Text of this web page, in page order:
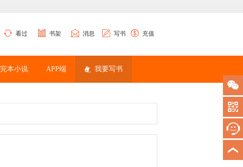
看过 书架 消息 写书 充值
完本小说 APP端 我要写书